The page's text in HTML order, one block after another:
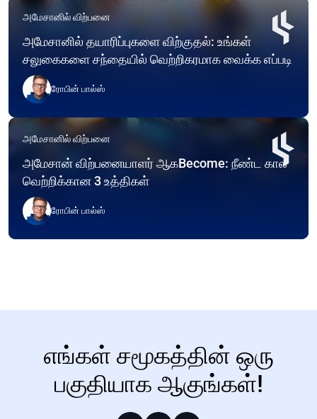
அமேசானில் விற்பனை
அமேசானில் தயாரிப்புகளை விற்குதல்: உங்கள்
சலுகைகளை சந்தையில் வெற்றிகரமாக வைக்க எப்படி
ரோபின் பால்ஸ்
அமேசானில் விற்பனை
அமேசான் விற்பனையாளர் ஆகBecome: நீண்ட கால
வெற்றிக்கான 3 உத்திகள்
ரோபின் பால்ஸ்
எங்கள் சமூகத்தின் ஒரு
பகுதியாக ஆகுங்கள்!